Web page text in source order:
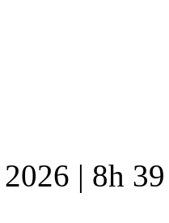
| 8h